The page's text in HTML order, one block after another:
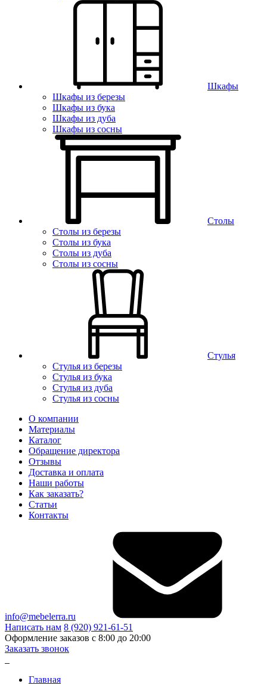
Шкафы
Шкафы из березы
Шкафы из бука
Шкафы из дуба
Шкафы из сосны
Столы
Столы из березы
Столы из бука
Столы из дуба
Столы из сосны
Стулья
Стулья из березы
Стулья из бука
Стулья из дуба
Стулья из сосны
О компании
Материалы
Каталог
Обращение директора
Отзывы
Доставка и оплата
Наши работы
Как заказать?
Статьи
Контакты
info@mebelerra.ru
Написать нам 8 (920) 921-61-51
Оформление заказов с 8:00 до 20:00
Заказать звонок
Главная